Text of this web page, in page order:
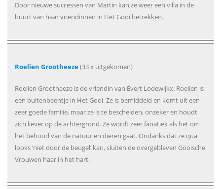
Door nieuwe successen van Martin kan ze weer een villa in de
buurt van haar vriendinnen in Het Gooi betrekken.
Roelien Grootheeze(33 x uitgekomen)
Roelien Grootheeze is de vriendin van Evert Lodewijkx. Roelien is
een buitenbeentje in Het Gooi. Ze is bemiddeld en komt uit een
zeer goede familie, maar ze is te bescheiden, onzeker en houdt
zich liever op de achtergrond. Ze wordt zeer fanatiek als het om
het behoud van de natuur en dieren gaat. Ondanks dat ze qua
looks ‘niet door de beugel’ kan, sluiten de overgebleven Gooische
Vrouwen haar in het hart.